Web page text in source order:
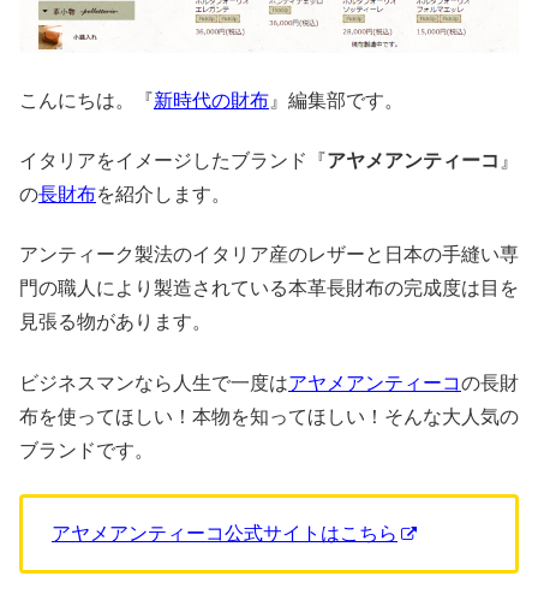
こんにちは。『新時代の財布 』編集部です。
イタリアをイメージしたブランド『アヤメアンティーコ 』
の長財布を紹介します。
アンティーク製法のイタリア産のレザーと日本の手縫い専
門の職人により製造されている本革長財布の完成度は目を
見張る物があります。
ビジネスマンなら人生で一度はアヤメアンティーコの長財
布を使ってほしい！本物を知ってほしい！そんな大人気の
ブランドです。
アヤメアンティーコ公式サイトはこちら